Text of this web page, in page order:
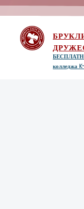
БЕСПЛАТНО
колледжа